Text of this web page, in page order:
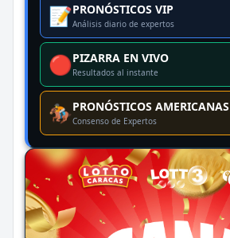
📝PRONÓSTICOS VIP
Análisis diario de expertos
🔴PIZARRA EN VIVO
Resultados al instante
🏇PRONÓSTICOS AMERICANAS
Consenso de Expertos